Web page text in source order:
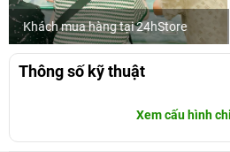
MC Đại
Thông số kỹ thuật
Xem cấu hình